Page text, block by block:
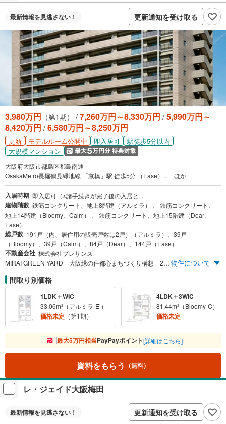
最新情報を見逃さない！ 更新通知を受け取る
3,980万円 （第1期） / 7,260万円～8,330万円 / 5,990万円～
8,420万円 / 6,580万円～8,250万円
更新 モデルルーム公開中 即入居可
駅徒歩5分以内
大規模マンション
大阪府大阪市都島区都島南通
OsakaMetro長堀鶴見緑地線 「京橋」駅 徒歩5分 （Ease）... ほか
入居時期 即入居可（※諸手続きが完了後の入居と...
建物階数 鉄筋コンクリート、地上8階建（アルミラ） 、 鉄筋コンクリート、
地上14階建（Bloomy、Calm） 、 鉄筋コンクリート、地上15階建（Dear、
Ease）
総戸数 191戸（内、居住用の販売戸数は2戸）（アルミラ）、39戸
（Bloomy）、39戸（Calm）、84戸（Dear）、144戸（Ease）
不動産会社 株式会社プレサンス
MIRAI GREEN YARD 大阪緑の住都心まちづくり構想 22年振りに誕生する、平均住居専有面積70m²以上の新築分譲マンション※6 モデルルーム公開中 5つのレジデンス 先着順申込受付中 7つの街区※1×総680戸※2 5線3駅アクセス※3 JR大阪環状線「京橋」駅よりJR「大阪」駅へ3駅6分※4（日中平常時6分） JR大阪環状線・東西線・学研都市線「京橋」駅徒歩7分～11分※5 3LDK・4LDK中心の多彩な間取り 住居専有面積 32m²台～82m²台 物件について
間取り別価格
1LDK＋WIC
33.06m²（アルミラ-E’）
価格未定 （第1期）
4LDK＋3WIC
81.44m²（Bloomy-C）
価格未定
最大5万円相当PayPayポイント[詳細はこちら]
資料をもらう （無料）
レ・ジェイド大阪梅田
最新情報を見逃さない！ 更新通知を受け取る